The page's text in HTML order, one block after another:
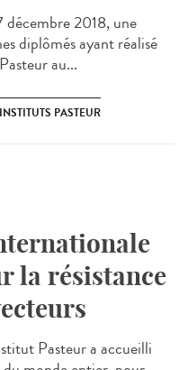
décembre 2018, une
diplômés ayant réalisé
au...
PASTEUR
la résistance
Pasteur a accueilli